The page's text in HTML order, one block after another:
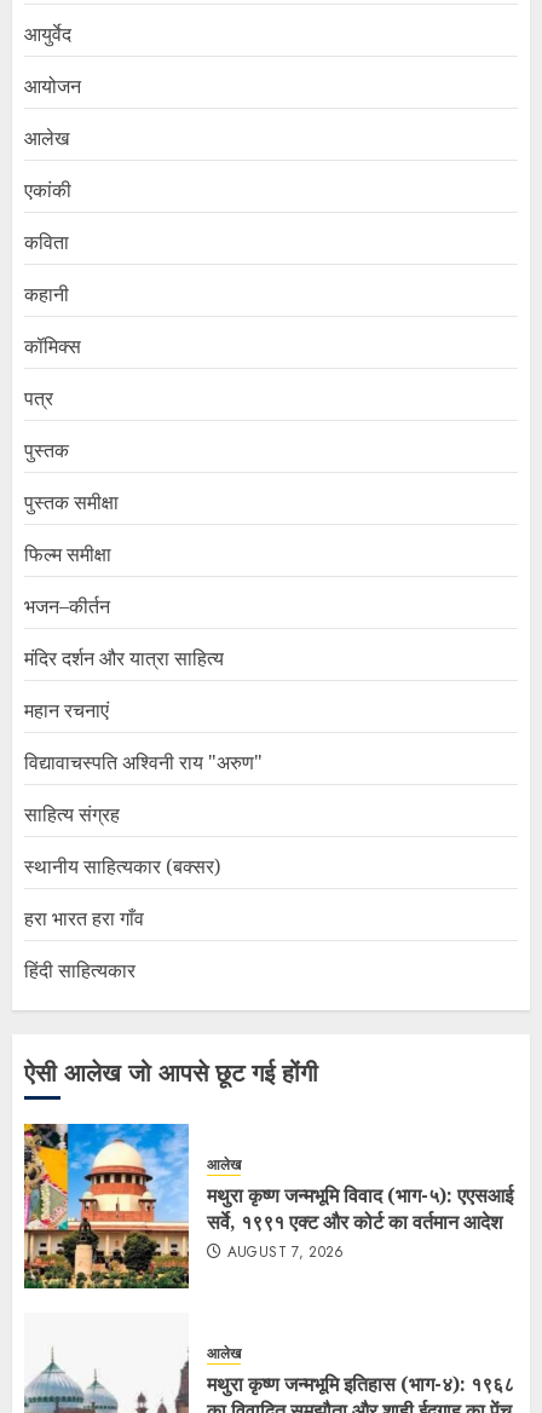
आयुर्वेद
आयोजन
आलेख
एकांकी
कविता
कहानी
कॉमिक्स
पत्र
पुस्तक
पुस्तक समीक्षा
फिल्म समीक्षा
भजन–कीर्तन
मंदिर दर्शन और यात्रा साहित्य
महान रचनाएं
विद्यावाचस्पति अश्विनी राय "अरुण"
साहित्य संग्रह
स्थानीय साहित्यकार (बक्सर)
हरा भारत हरा गाँव
हिंदी साहित्यकार
ऐसी आलेख जो आपसे छूट गई होंगी
आलेख
मथुरा कृष्ण जन्मभूमि विवाद (भाग-५): एएसआई
सर्वे, १९९१ एक्ट और कोर्ट का वर्तमान आदेश
AUGUST 7, 2026
आलेख
मथुरा कृष्ण जन्मभूमि इतिहास (भाग-४): १९६८